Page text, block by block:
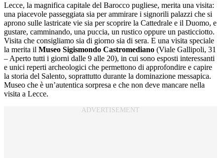
Lecce, la magnifica capitale del Barocco pugliese, merita una visita:
una piacevole passeggiata sia per ammirare i signorili palazzi che si
aprono sulle lastricate vie sia per scoprire la Cattedrale e il Duomo, e
gustare, camminando, una puccia, un rustico oppure un pasticciotto.
Visita che consigliamo sia di giorno sia di sera. E una visita speciale
la merita il Museo Sigismondo Castromediano (Viale Gallipoli, 31
– Aperto tutti i giorni dalle 9 alle 20), in cui sono esposti interessanti
e unici reperti archeologici che permettono di approfondire e capire
la storia del Salento, soprattutto durante la dominazione messapica.
Museo che è un’autentica sorpresa e che non deve mancare nella
visita a Lecce.